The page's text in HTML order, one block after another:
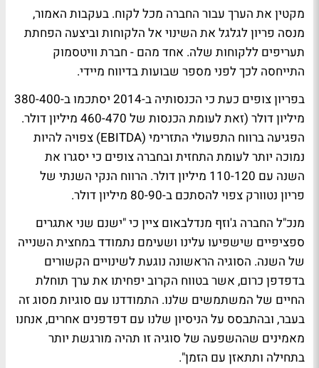
מקטין את הערך עבור החברה מכל לקוח. בעקבות האמור,
מנסה פריון לגלגל את השינוי אל הלקוחות וביצעה הפחתת
תעריפים ללקוחות שלה. אחד מהם - חברת וויטסמוק
התייחסה לכך לפני מספר שבועות בדיווח מיידי.
בפריון צופים כעת כי הכנסותיה ב-2014 יסתכמו ב-380-400
מיליון דולר (זאת לעומת הכנסות של 460-470 מיליון דולר.
הפגיעה ברווח התפעולי התזרימי (EBITDA) צפויה להיות
נמוכה יותר לעומת התחזית ובחברה צופים כי יסגרו את
השנה עם 110-120 מיליון דולר. הרווח הנקי השנתי של
פריון נטוורק צפוי להסתכם ב-80-90 מיליון דולר.
מנכ"ל החברה ג'וזף מנדלבאום ציין כי "ישנם שני אתגרים
ספציפיים שישפיעו עלינו ושעימם נתמודד במחצית השנייה
של השנה. הסוגיה הראשונה נוגעת לשינויים הקשורים
בדפדפן כרום, אשר בטווח הקרוב יפחיתו את ערך תוחלת
החיים של המשתמשים שלנו. התמודדנו עם סוגיות מסוג זה
בעבר, ובהתבסס על הניסיון שלנו עם דפדפנים אחרים, אנחנו
מאמינים שההשפעה של סוגיה זו תהיה מורגשת יותר
בתחילה ותתאזן עם הזמן".